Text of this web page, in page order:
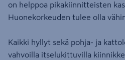
on helppoa pikakiinnitteisten
Huonekorkeuden tulee olla
Kaikki hyllyt sekä pohja- ja
vahvoilla itselukittuvilla